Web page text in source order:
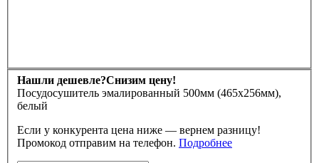
Нашли дешевле?Снизим цену!
Посудосушитель эмалированный 500мм (465х256мм),
белый
Если у конкурента цена ниже — вернем разницу!
Промокод отправим на телефон. Подробнее